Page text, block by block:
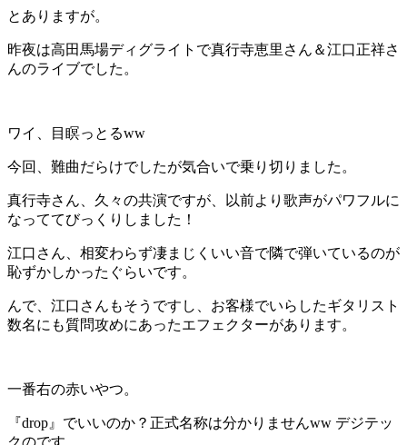
とありますが。
昨夜は高田馬場ディグライトで真行寺恵里さん＆江口正祥さ
んのライブでした。
ワイ、目瞑っとるww
今回、難曲だらけでしたが気合いで乗り切りました。
真行寺さん、久々の共演ですが、以前より歌声がパワフルに
なっててびっくりしました！
江口さん、相変わらず凄まじくいい音で隣で弾いているのが
恥ずかしかったぐらいです。
んで、江口さんもそうですし、お客様でいらしたギタリスト
数名にも質問攻めにあったエフェクターがあります。
一番右の赤いやつ。
『drop』でいいのか？正式名称は分かりませんww デジテッ
クのです。